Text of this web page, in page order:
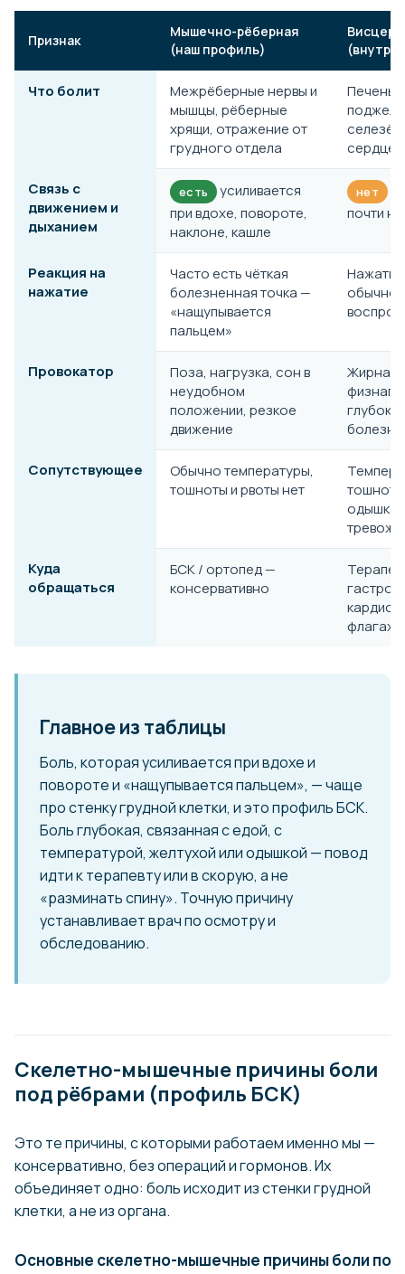
Признак
Мышечно-рёберная
(наш профиль)
Что болит
Межрёберные нервы и
мышцы, рёберные
хрящи, отражение от
грудного отдела
Печень,
сердце
Связь с
движением и
дыханием
есть
усиливается
при вдохе, повороте,
наклоне, кашле
нет
почти
Реакция на
нажатие
Часто есть чёткая
болезненная точка —
«нащупывается
пальцем»
обычно
Провокатор
Поза, нагрузка, сон в
неудобном
положении, резкое
движение
Жирная
болезни
Сопутствующее
Обычно температуры,
тошноты и рвоты нет
одышка,
Куда
обращаться
БСК / ортопед —
консервативно
флагах
Главное из таблицы
Боль, которая усиливается при вдохе и
повороте и «нащупывается пальцем», — чаще
про стенку грудной клетки, и это профиль БСК.
Боль глубокая, связанная с едой, с
температурой, желтухой или одышкой — повод
идти к терапевту или в скорую, а не
«разминать спину». Точную причину
устанавливает врач по осмотру и
обследованию.
Скелетно-мышечные причины боли
под рёбрами (профиль БСК)
Это те причины, с которыми работаем именно мы —
консервативно, без операций и гормонов. Их
объединяет одно: боль исходит из стенки грудной
клетки, а не из органа.
Основные скелетно-мышечные причины боли